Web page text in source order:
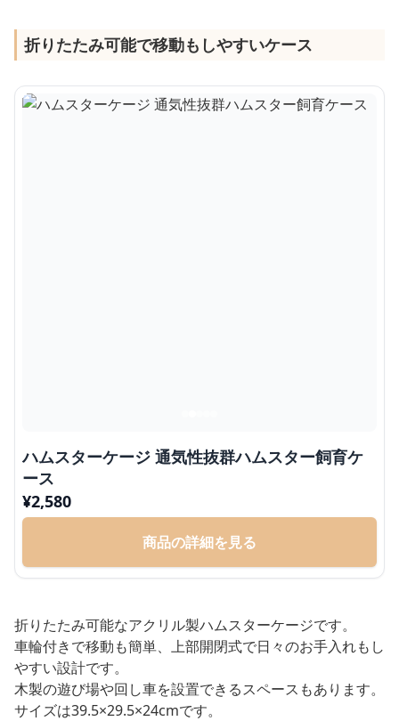
折りたたみ可能で移動もしやすいケース
ハムスターケージ 通気性抜群ハムスター飼育ケ
ース
¥2,580
商品の詳細を見る
折りたたみ可能なアクリル製ハムスターケージです。
車輪付きで移動も簡単、上部開閉式で日々のお手入れもし
やすい設計です。
木製の遊び場や回し車を設置できるスペースもあります。
サイズは39.5×29.5×24cmです。